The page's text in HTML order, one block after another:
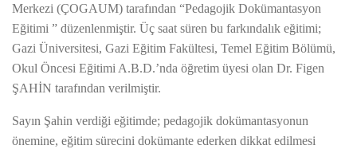
Merkezi (ÇOGAUM) tarafından “Pedagojik Dokümantasyon
Eğitimi ” düzenlenmiştir. Üç saat süren bu farkındalık eğitimi;
Gazi Üniversitesi, Gazi Eğitim Fakültesi, Temel Eğitim Bölümü,
Okul Öncesi Eğitimi A.B.D.’nda öğretim üyesi olan Dr. Figen
ŞAHİN tarafından verilmiştir.
Sayın Şahin verdiği eğitimde; pedagojik dokümantasyonun
önemine, eğitim sürecini dokümante ederken dikkat edilmesi